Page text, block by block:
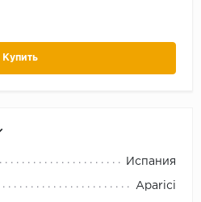
Купить
Испания
Aparici